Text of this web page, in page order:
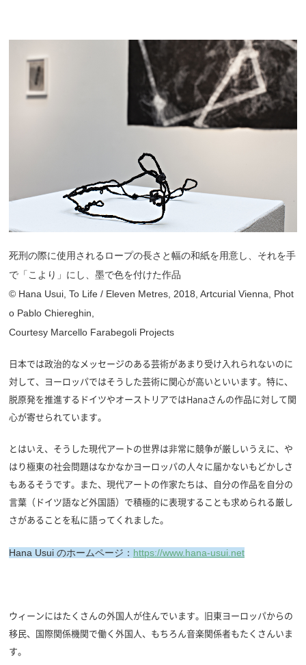
死刑の際に使用されるロープの長さと幅の和紙を用意し、それを手
で「こより」にし、墨で色を付けた作品
© Hana Usui, To Life / Eleven Metres, 2018, Artcurial Vienna, Phot
o Pablo Chiereghin,
Courtesy Marcello Farabegoli Projects
日本では政治的なメッセージのある芸術があまり受け入れられないのに
対して、ヨーロッパではそうした芸術に関心が高いといいます。特に、
脱原発を推進するドイツやオーストリアではHanaさんの作品に対して関
心が寄せられています。
とはいえ、そうした現代アートの世界は非常に競争が厳しいうえに、や
はり極東の社会問題はなかなかヨーロッパの人々に届かないもどかしさ
もあるそうです。また、現代アートの作家たちは、自分の作品を自分の
言葉（ドイツ語など外国語）で積極的に表現することも求められる厳し
さがあることを私に語ってくれました。
Hana Usui のホームページ： https://www.hana-usui.net
ウィーンにはたくさんの外国人が住んでいます。旧東ヨーロッパからの
移民、国際関係機関で働く外国人、もちろん音楽関係者もたくさんいま
す。